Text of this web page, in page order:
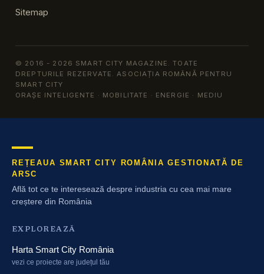
Sitemap
© 2016 - 2026 SMART CITY MAGAZINE. TOATE
DREPTURILE REZERVATE. ASOCIAȚIA ROMÂNĂ PENTRU
SMART CITY
ORAȘE INTELIGENTE · MOBILITATE · ENERGIE · MEDIU
REȚEAUA SMART CITY ROMÂNIA GESTIONATĂ DE
ARSC
Află tot ce te interesează despre industria cu cea mai mare
creștere din România
EXPLOREAZĂ
Harta Smart City România
vezi ce proiecte are județul tău